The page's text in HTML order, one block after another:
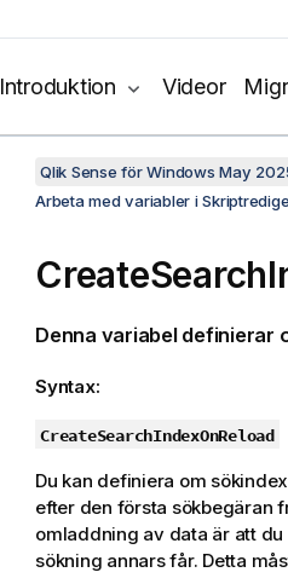
Introduktion Videor
Qlik Sense för Windows May
Arbeta med variabler i
Denna variabel definierar
Syntax:
CreateSearchIndexOnReload
Du kan definiera om
efter den första sökbegäran
omladdning av data är att
sökning annars får. Detta